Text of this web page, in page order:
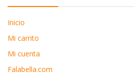
Inicio
Mi carrito
Mi cuenta
Falabella.com